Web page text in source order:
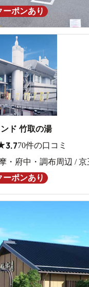
横にもコミックがいっ
のようでかっこいい！
、2階にはドイツ医療
いてあり、現実とし
ーポンあり
ド 竹取の湯
3.770件の口コミ
・府中・調布周辺 / 京
ーポンあり